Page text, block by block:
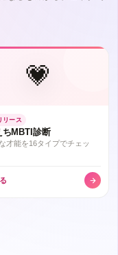
💗
リース
ちMBTI診断
才能を16タイプでチェッ